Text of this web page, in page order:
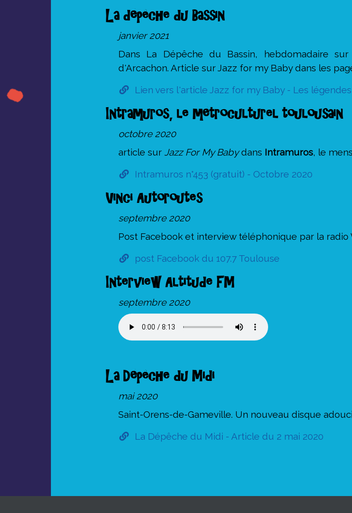
La dépêche du Bassin
janvier 2021
Dans La Dépêche du Bassin, hebdomadaire
d'Arcachon. Article sur Jazz for my Baby dans les
Lien vers l'article Jazz for my Baby - Les
Intramuros, le métroculturel toulousain
octobre 2020
article sur Jazz For My Babydans Intramuros, le
Intramuros n°453 (gratuit) - Octobre 2020
Vinci Autoroutes
septembre 2020
Post Facebook et interview téléphonique par la radio
post Facebook du 107.7 Toulouse
Interview Altitude FM
septembre 2020
La Dépêche du Midi
mai 2020
Saint-Orens-de-Gameville. Un nouveau disque
La Dépêche du Midi - Article du 2 mai 2020